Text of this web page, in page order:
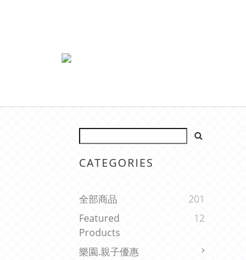
CATEGORIES
全部商品
201
Featured
Products
12
樂園.親子優惠